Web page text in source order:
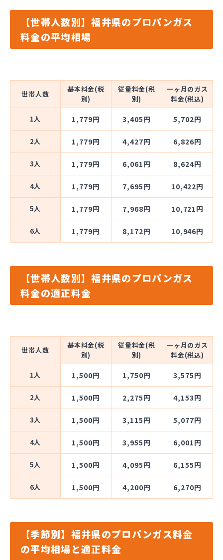
【世帯人数別】福井県のプロパンガス
料金の平均相場
世帯人数
基本料金(税
別)
従量料金(税
別)
一ヶ月のガス
料金(税込)
1人 1,779円 3,405円 5,702円
2人 1,779円 4,427円 6,826円
3人 1,779円 6,061円 8,624円
4人 1,779円 7,695円 10,422円
5人 1,779円 7,968円 10,721円
6人 1,779円 8,172円 10,946円
【世帯人数別】福井県のプロパンガス
料金の適正料金
世帯人数
基本料金(税
別)
従量料金(税
別)
一ヶ月のガス
料金(税込)
1人 1,500円 1,750円 3,575円
2人 1,500円 2,275円 4,153円
3人 1,500円 3,115円 5,077円
4人 1,500円 3,955円 6,001円
5人 1,500円 4,095円 6,155円
6人 1,500円 4,200円 6,270円
【季節別】福井県のプロパンガス料金
の平均相場と適正料金